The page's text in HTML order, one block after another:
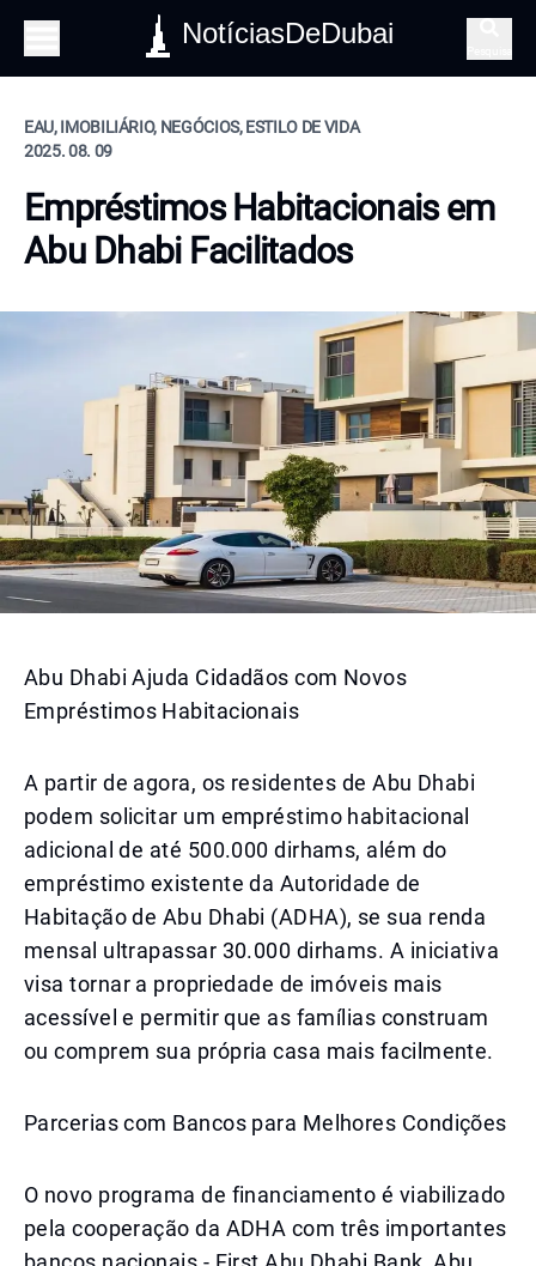
NotíciasDeDubai
EAU, IMOBILIÁRIO, NEGÓCIOS, ESTILO DE VIDA
2025. 08. 09
Empréstimos Habitacionais em
Abu Dhabi Facilitados
Abu Dhabi Ajuda Cidadãos com Novos
Empréstimos Habitacionais
A partir de agora, os residentes de Abu Dhabi
podem solicitar um empréstimo habitacional
adicional de até 500.000 dirhams, além do
empréstimo existente da Autoridade de
Habitação de Abu Dhabi (ADHA), se sua renda
mensal ultrapassar 30.000 dirhams. A iniciativa
visa tornar a propriedade de imóveis mais
acessível e permitir que as famílias construam
ou comprem sua própria casa mais facilmente.
Parcerias com Bancos para Melhores Condições
O novo programa de financiamento é viabilizado
pela cooperação da ADHA com três importantes